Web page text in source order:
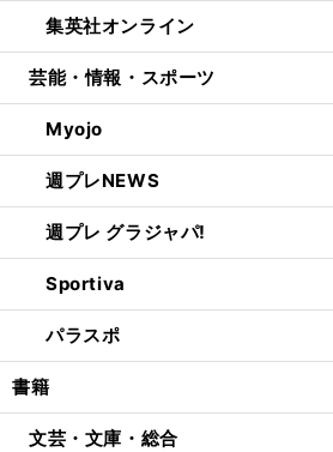
集英社オンライン
芸能・情報・スポーツ
Myojo
週プレNEWS
週プレ グラジャパ!
Sportiva
パラスポ
書籍
文芸・文庫・総合